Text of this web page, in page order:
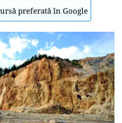
preferată în Google